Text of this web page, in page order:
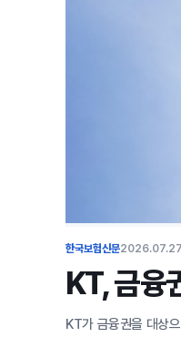
한국보험신문2026.07.27
KT, 금융
KT가 금융권을 대상